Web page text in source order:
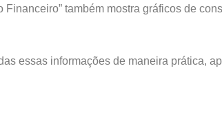
Financeiro” também mostra gráficos de
essas informações de maneira prática,